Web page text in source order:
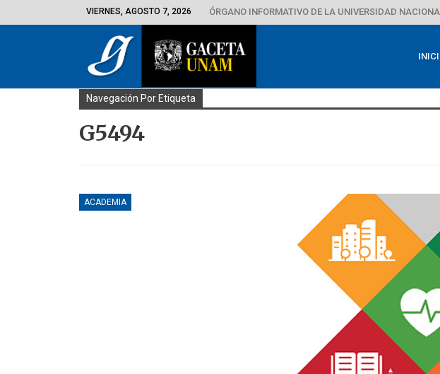
VIERNES, AGOSTO 7, 2026 ÓRGANO INFORMATIVO DE LA UNIVERSIDAD
Navegación Por Etiqueta
G5494
ACADEMIA